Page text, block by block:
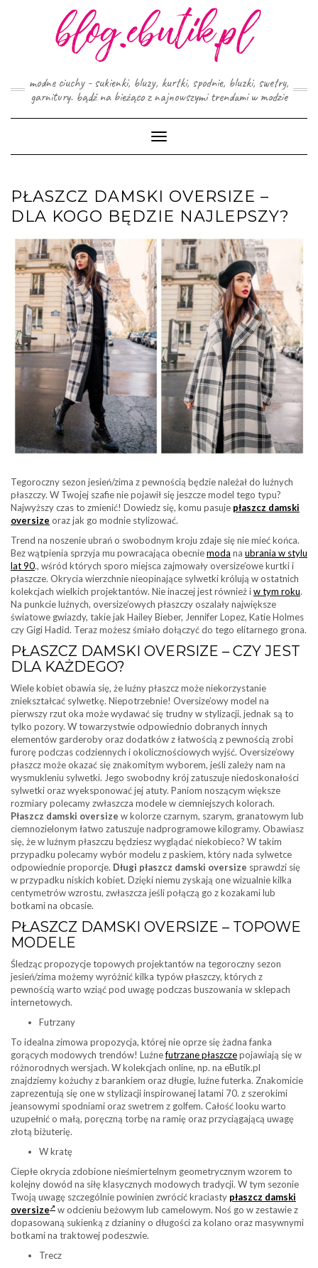
modne ciuchy - sukienki, bluzy, kurtki, spodnie, bluzki, swetry,
garnitury. bądź na bieżąco z najnowszymi trendami w modzie
Toggle
Navigation
PŁASZCZ DAMSKI OVERSIZE –
DLA KOGO BĘDZIE NAJLEPSZY?
Tegoroczny sezon jesień/zima z pewnością będzie należał do luźnych
płaszczy. W Twojej szafie nie pojawił się jeszcze model tego typu?
Najwyższy czas to zmienić! Dowiedz się, komu pasuje płaszcz damski
oversize oraz jak go modnie stylizować.
Trend na noszenie ubrań o swobodnym kroju zdaje się nie mieć końca.
Bez wątpienia sprzyja mu powracająca obecniemoda na ubrania w stylu
lat 90., wśród których sporo miejsca zajmowały oversize’owe kurtki i
płaszcze. Okrycia wierzchnie nieopinające sylwetki królują w ostatnich
kolekcjach wielkich projektantów. Nie inaczej jest również iw tym roku.
Na punkcie luźnych, oversize’owych płaszczy oszalały największe
światowe gwiazdy, takie jak Hailey Bieber, Jennifer Lopez, Katie Holmes
czy Gigi Hadid. Teraz możesz śmiało dołączyć do tego elitarnego grona.
PŁASZCZ DAMSKI OVERSIZE – CZY JEST
DLA KAŻDEGO?
Wiele kobiet obawia się, że luźny płaszcz może niekorzystanie
zniekształcać sylwetkę. Niepotrzebnie! Oversize’owy model na
pierwszy rzut oka może wydawać się trudny w stylizacji, jednak są to
tylko pozory. W towarzystwie odpowiednio dobranych innych
elementów garderoby oraz dodatków z łatwością z pewnością zrobi
furorę podczas codziennych i okolicznościowych wyjść. Oversize’owy
płaszcz może okazać się znakomitym wyborem, jeśli zależy nam na
wysmukleniu sylwetki. Jego swobodny krój zatuszuje niedoskonałości
sylwetki oraz wyeksponować jej atuty. Paniom noszącym większe
rozmiary polecamy zwłaszcza modele w ciemniejszych kolorach.
Płaszcz damski oversize w kolorze czarnym, szarym, granatowym lub
ciemnozielonym łatwo zatuszuje nadprogramowe kilogramy. Obawiasz
się, że w luźnym płaszczu będziesz wyglądać niekobieco? W takim
przypadku polecamy wybór modelu z paskiem, który nada sylwetce
odpowiednie proporcje. Długi płaszcz damski oversize sprawdzi się
w przypadku niskich kobiet. Dzięki niemu zyskają one wizualnie kilka
centymetrów wzrostu, zwłaszcza jeśli połączą go z kozakami lub
botkami na obcasie.
PŁASZCZ DAMSKI OVERSIZE – TOPOWE
MODELE
Śledząc propozycje topowych projektantów na tegoroczny sezon
jesień/zima możemy wyróżnić kilka typów płaszczy, których z
pewnością warto wziąć pod uwagę podczas buszowania w sklepach
internetowych.
Futrzany
To idealna zimowa propozycja, której nie oprze się żadna fanka
gorących modowych trendów! Luźnefutrzane płaszczepojawiają się w
różnorodnych wersjach. W kolekcjach online, np. na eButik.pl
znajdziemy kożuchy z barankiem oraz długie, luźne futerka. Znakomicie
zaprezentują się one w stylizacji inspirowanej latami 70. z szerokimi
jeansowymi spodniami oraz swetrem z golfem. Całość looku warto
uzupełnić o małą, poręczną torbę na ramię oraz przyciągającą uwagę
złotą biżuterię.
W kratę
Ciepłe okrycia zdobione nieśmiertelnym geometrycznym wzorem to
kolejny dowód na siłę klasycznych modowych tradycji. W tym sezonie
Twoją uwagę szczególnie powinien zwrócić kraciasty płaszcz damski
oversize
w odcieniu beżowym lub camelowym. Noś go w zestawie z
dopasowaną sukienką z dzianiny o długości za kolano oraz masywnymi
botkami na traktowej podeszwie.
Trecz